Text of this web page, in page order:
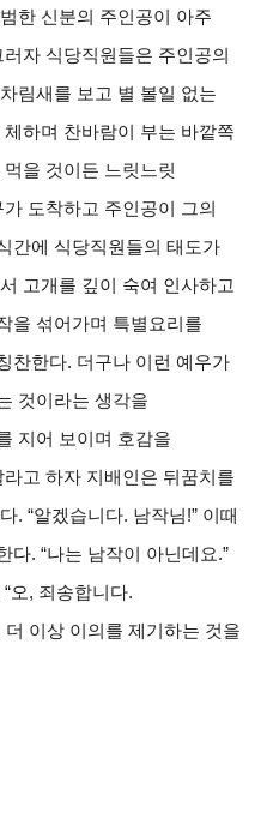
한 신분의 주인공이 아주
자 식당직원들은 주인공의
림새를 보고 별 볼일 없는
하며 찬바람이 부는 바깥쪽
을 것이든 느릿느릿
도착하고 주인공이 그의
간에 식당직원들의 태도가
고개를 깊이 숙여 인사하고
을 섞어가며 특별요리를
찬한다. 더구나 이런 예우가
것이라는 생각을
지어 보이며 호감을
고 하자 지배인은 뒤꿈치를
. “알겠습니다. 남작님!” 이때
다. “나는 남작이 아닌데요.”
오, 죄송합니다.
이상 이의를 제기하는 것을